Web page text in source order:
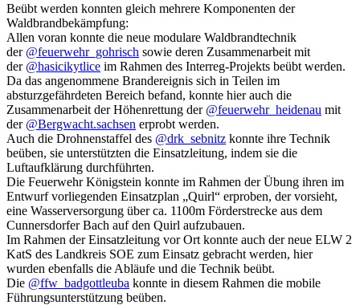
Beübt werden konnten gleich mehrere Komponenten der
Waldbrandbekämpfung:
Allen voran konnte die neue modulare Waldbrandtechnik
der @feuerwehr_gohrisch sowie deren Zusammenarbeit mit
der @hasicikytlice im Rahmen des Interreg-Projekts beübt werden.
Da das angenommene Brandereignis sich in Teilen im
absturzgefährdeten Bereich befand, konnte hier auch die
Zusammenarbeit der Höhenrettung der @feuerwehr_heidenau mit
der @Bergwacht.sachsen erprobt werden.
Auch die Drohnenstaffel des @drk_sebnitz konnte ihre Technik
beüben, sie unterstützten die Einsatzleitung, indem sie die
Luftaufklärung durchführten.
Die Feuerwehr Königstein konnte im Rahmen der Übung ihren im
Entwurf vorliegenden Einsatzplan „Quirl“ erproben, der vorsieht,
eine Wasserversorgung über ca. 1100m Förderstrecke aus dem
Cunnersdorfer Bach auf den Quirl aufzubauen.
Im Rahmen der Einsatzleitung vor Ort konnte auch der neue ELW 2
KatS des Landkreis SOE zum Einsatz gebracht werden, hier
wurden ebenfalls die Abläufe und die Technik beübt.
Die @ffw_badgottleuba konnte in diesem Rahmen die mobile
Führungsunterstützung beüben.